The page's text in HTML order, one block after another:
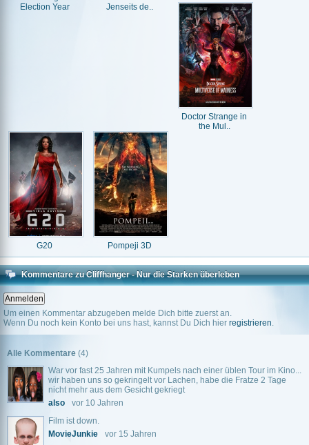
Election Year
Jenseits de..
Doctor Strange in
the Mul..
G20 Pompeji 3D
Kommentare zu Cliffhanger - Nur die Starken überleben
Um einen Kommentar abzugeben melde Dich bitte zuerst an.
Wenn Du noch kein Konto bei uns hast, kannst Du Dich hier registrieren.
Alle Kommentare (4)
War vor fast 25 Jahren mit Kumpels nach einer üblen Tour im Kino...
wir haben uns so gekringelt vor Lachen, habe die Fratze 2 Tage
nicht mehr aus dem Gesicht gekriegt
also
vor 10 Jahren
Film ist down.
MovieJunkie
vor 15 Jahren